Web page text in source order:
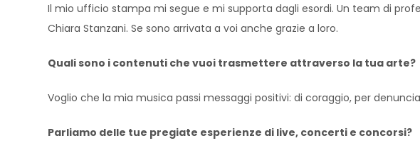
Il mio ufficio stampa mi segue e mi supporta dagli esordi. Un team di
Chiara Stanzani. Se sono arrivata a voi anche grazie a loro.
Quali sono i contenuti che vuoi trasmettere attraverso la tua arte?
Voglio che la mia musica passi messaggi positivi: di coraggio, per
Parliamo delle tue pregiate esperienze di live, concerti e concorsi?